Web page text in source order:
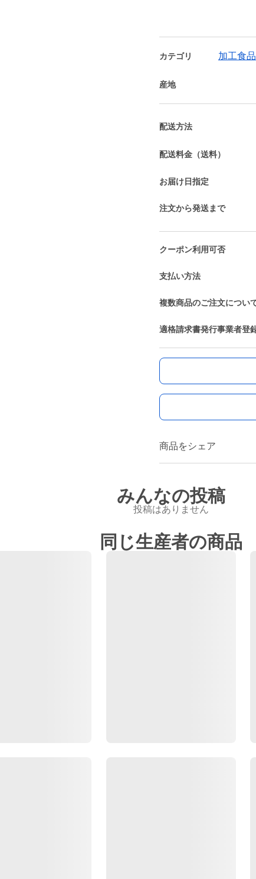
カテゴリ 加工食品
産地
配送方法
配送料金（送料）
お届け日指定
注文から発送まで
クーポン利用可否
支払い方法
複数商品のご注文につい
適格請求書発行事業者登
商品をシェア
みんなの投稿
投稿はありません
同じ生産者の商品